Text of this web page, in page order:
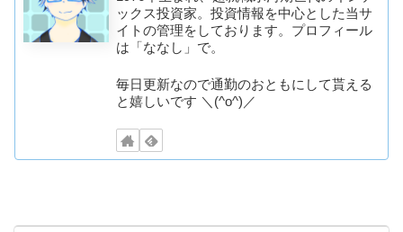
ックス投資家。投資情報を中心とした当サ
イトの管理をしております。プロフィール
は「ななし」で。
毎日更新なので通勤のおともにして貰える
と嬉しいです ＼(^o^)／